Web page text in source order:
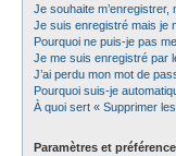
Je souhaite m’enregistrer,
Je suis enregistré mais je
Pourquoi ne puis-je pas
Je me suis enregistré par
J’ai perdu mon mot de
Pourquoi suis-je
À quoi sert « Supprimer
Paramètres et